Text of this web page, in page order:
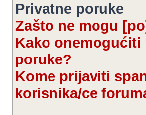
Privatne poruke
Zašto ne mogu
Kako
poruke?
Kome prijaviti
korisnika/ce